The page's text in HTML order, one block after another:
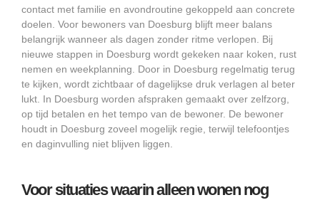
contact met familie en avondroutine gekoppeld aan concrete
doelen. Voor bewoners van Doesburg blijft meer balans
belangrijk wanneer als dagen zonder ritme verlopen. Bij
nieuwe stappen in Doesburg wordt gekeken naar koken, rust
nemen en weekplanning. Door in Doesburg regelmatig terug
te kijken, wordt zichtbaar of dagelijkse druk verlagen al beter
lukt. In Doesburg worden afspraken gemaakt over zelfzorg,
op tijd betalen en het tempo van de bewoner. De bewoner
houdt in Doesburg zoveel mogelijk regie, terwijl telefoontjes
en daginvulling niet blijven liggen.
Voor situaties waarin alleen wonen nog